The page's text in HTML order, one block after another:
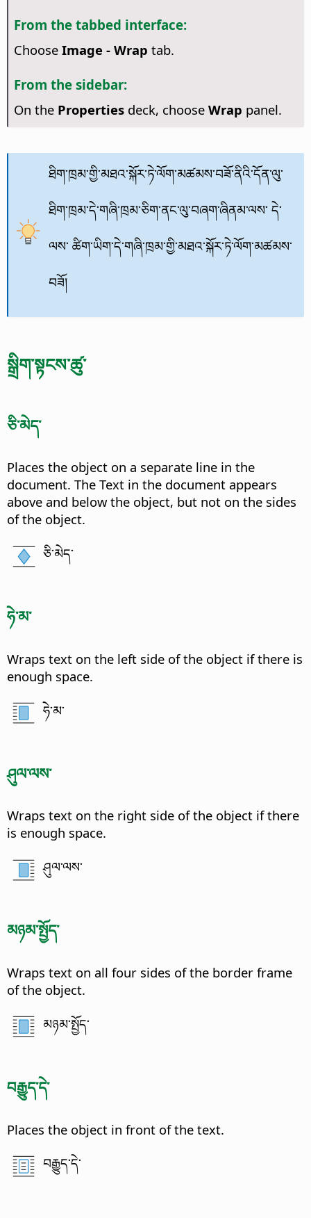
From the tabbed interface:
Choose Image - Wrap tab.
From the sidebar:
On the Propertiesdeck, choose Wrap panel.
ཐིག་ཁྲམ་གྱི་མཐའ་སྐོར་ཏེ་ལོག་མཚམས་བཟོ་ནིའི་དོན་ལུ་
ཐིག་ཁྲམ་དེ་གཞི་ཁྲམ་ཅིག་ནང་ལུ་བཞག་ཞིནམ་ལས་ དེ་
ལས་ ཚིག་ཡིག་དེ་གཞི་ཁྲམ་གྱི་མཐའ་སྐོར་ཏེ་ལོག་མཚམས་
བཟོ།
སྒྲིག་སྟངས་ཚུ་
ཅི་མེད་
Places the object on a separate line in the
document. The Text in the document appears
above and below the object, but not on the sides
of the object.
ཅི་མེད་
ཧེ་མ་
Wraps text on the left side of the object if there is
enough space.
ཧེ་མ་
ཤུལ་ལས་
Wraps text on the right side of the object if there
is enough space.
ཤུལ་ལས་
མཉམ་སྤྱོད་
Wraps text on all four sides of the border frame
of the object.
མཉམ་སྤྱོད་
བརྒྱུད་དེ་
Places the object in front of the text.
བརྒྱུད་དེ་